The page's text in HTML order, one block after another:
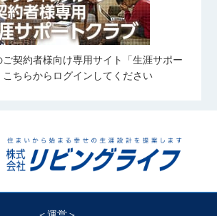
ご契約者様向け専用サイト「生涯サポー
こちらからログインしてください